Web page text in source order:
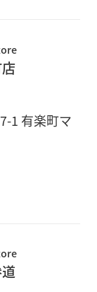
1 有楽町マ